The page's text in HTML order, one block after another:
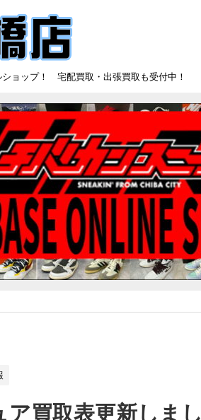
ョップ！ 宅配買取・出張買取も受付中！
買取表更新しまし